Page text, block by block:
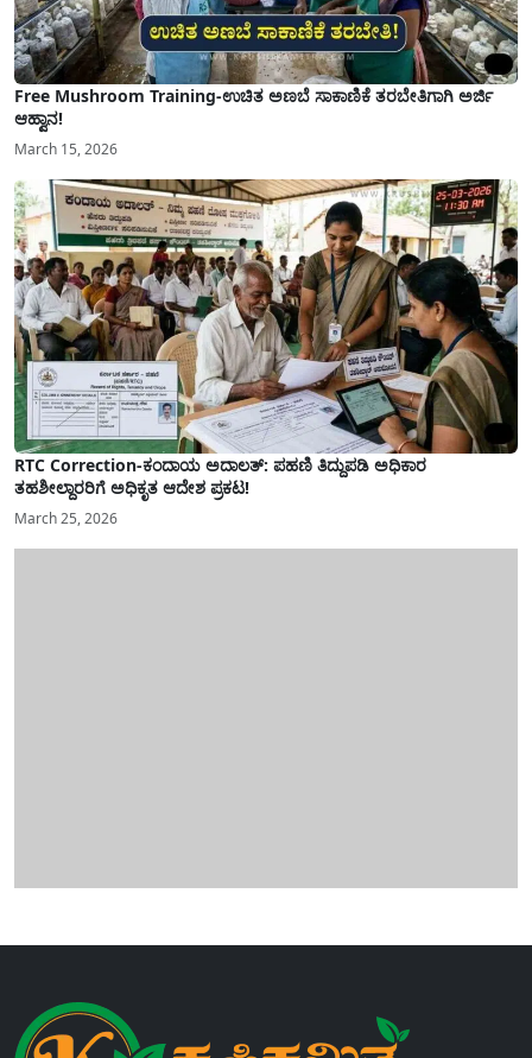
Free Mushroom Training-ಉಚಿತ ಅಣಬೆ ಸಾಕಾಣಿಕೆ ತರಬೇತಿಗಾಗಿ ಅರ್ಜಿ
ಆಹ್ವಾನ!
March 15, 2026
RTC Correction-ಕಂದಾಯ ಅದಾಲತ್: ಪಹಣಿ ತಿದ್ದುಪಡಿ ಅಧಿಕಾರ
ತಹಶೀಲ್ದಾರರಿಗೆ ಅಧಿಕೃತ ಆದೇಶ ಪ್ರಕಟ!
March 25, 2026